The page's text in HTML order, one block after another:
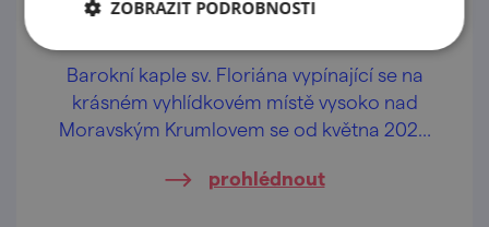
Barokní kaple sv. Floriána vypínající se na
krásném vyhlídkovém místě vysoko nad
Moravským Krumlovem se od května 2026
prohlédnout
ZOBRAZIT PODROBNOSTI